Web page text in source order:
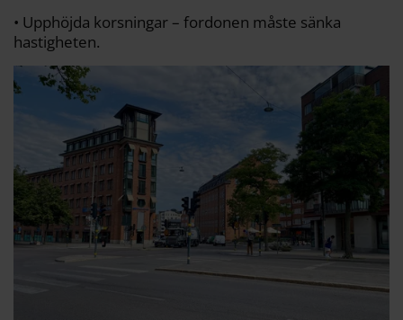
• Upphöjda korsningar – fordonen måste sänka
hastigheten.